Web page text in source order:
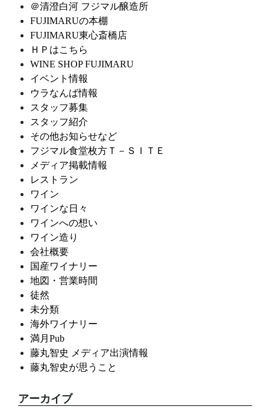
＠清澄白河 フジマル醸造所
FUJIMARUの本棚
FUJIMARU東心斎橋店
ＨＰはこちら
WINE SHOP FUJIMARU
イベント情報
ウラなんば情報
スタッフ募集
スタッフ紹介
その他お知らせなど
フジマル食堂枚方Ｔ－ＳＩＴＥ
メディア掲載情報
レストラン
ワイン
ワインな日々
ワインへの想い
ワイン造り
会社概要
国産ワイナリー
地図・営業時間
徒然
未分類
海外ワイナリー
満月Pub
藤丸智史 メディア出演情報
藤丸智史が思うこと
アーカイブ